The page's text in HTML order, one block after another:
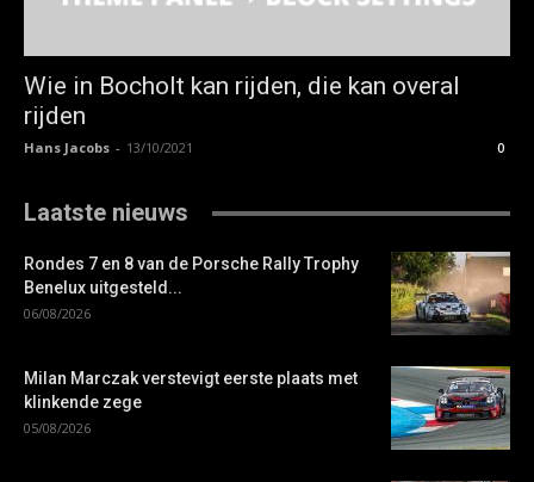
Wie in Bocholt kan rijden, die kan overal
rijden
Hans Jacobs - 13/10/2021 0
Laatste nieuws
Rondes 7 en 8 van de Porsche Rally Trophy
Benelux uitgesteld...
06/08/2026
Milan Marczak verstevigt eerste plaats met
klinkende zege
05/08/2026